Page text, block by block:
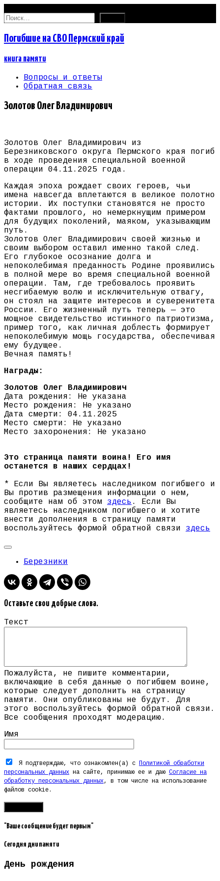
Найти:
Погибшие на СВО Пермский край
книга памяти
Вопросы и ответы
Обратная связь
Золотов Олег Владимирович
Золотов Олег Владимирович из
Березниковского округа Пермского края погиб
в ходе проведения специальной военной
операции 04.11.2025 года.
Каждая эпоха рождает своих героев, чьи
имена навсегда вплетаются в великое полотно
истории. Их поступки становятся не просто
фактами прошлого, но немеркнущим примером
для будущих поколений, маяком, указывающим
путь.
Золотов Олег Владимирович своей жизнью и
своим выбором оставил именно такой след.
Его глубокое осознание долга и
непоколебимая преданность Родине проявились
в полной мере во время специальной военной
операции. Там, где требовалось проявить
несгибаемую волю и исключительную отвагу,
он стоял на защите интересов и суверенитета
России. Его жизненный путь теперь — это
мощное свидетельство истинного патриотизма,
пример того, как личная доблесть формирует
непоколебимую мощь государства, обеспечивая
ему будущее.
Вечная память!
Награды:
Золотов Олег Владимирович
Дата рождения: Не указана
Место рождения: Не указано
Дата смерти: 04.11.2025
Место смерти: Не указано
Место захоронения: Не указано
Это страница памяти воина! Его имя
останется в наших сердцах!
* Если Вы являетесь наследником погибшего и
Вы против размещения информации о нем,
сообщите нам об этом здесь . Если Вы
являетесь наследником погибшего и хотите
внести дополнения в страницу памяти
воспользуйтесь формой обратной связи здесь
Березники
Оставьте свои добрые слова.
Текст
Пожалуйста, не пишите комментарии,
включающие в себя данные о погибшем воине,
которые следует дополнить на страницу
памяти. Они опубликованы не будут. Для
этого воспользуйтесь формой обратной связи.
Все сообщения проходят модерацию.
Имя
Я подтверждаю, что ознакомлен(а) с
Политикой обработки
персональных данных на сайте, принимаю ее и даю Согласие на
обработку персональных данных, в том числе на использование
файлов cookie.
"Ваше сообщение будет первым"
Сегодня дни памяти
День рождения